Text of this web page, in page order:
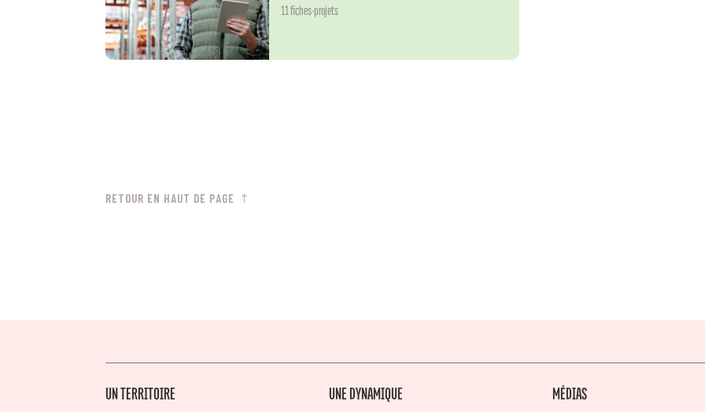
11 fiches-projets
RETOUR EN HAUT DE PAGE
UN TERRITOIRE UNE DYNAMIQUE MÉDIAS